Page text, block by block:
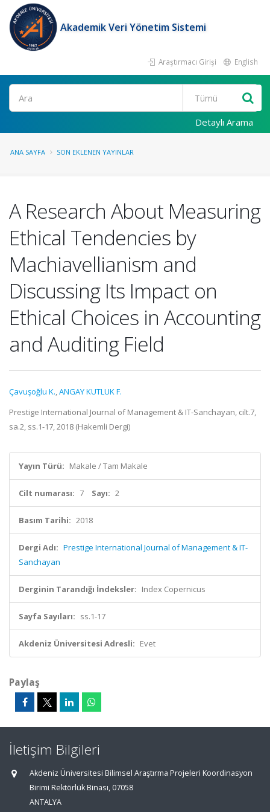
Akademik Veri Yönetim Sistemi
Araştırmacı Girişi English
Ara
Detaylı Arama
ANA SAYFA SON EKLENEN YAYINLAR
A Research About Measuring
Ethical Tendencies by
Machiavellianism and
Discussing Its Impact on
Ethical Choices in Accounting
and Auditing Field
Çavuşoğlu K.,ANGAY KUTLUK F.
Prestige International Journal of Management & IT-Sanchayan, cilt.7,
sa.2, ss.1-17, 2018 (Hakemli Dergi)
Yayın Türü: Makale / Tam Makale
Cilt numarası: 7 Sayı: 2
Basım Tarihi: 2018
Dergi Adı: Prestige International Journal of Management & IT-
Sanchayan
Derginin Tarandığı İndeksler: Index Copernicus
Sayfa Sayıları: ss.1-17
Akdeniz Üniversitesi Adresli: Evet
Paylaş
İletişim Bilgileri
Akdeniz Üniversitesi Bilimsel Araştırma Projeleri Koordinasyon
Birimi Rektörlük Binası, 07058
ANTALYA